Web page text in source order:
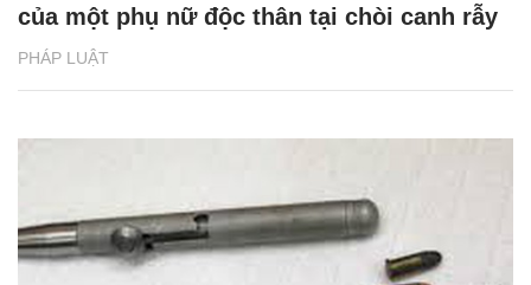
PHÁP LUẬT
của một phụ nữ độc thân tại chòi canh rẫy